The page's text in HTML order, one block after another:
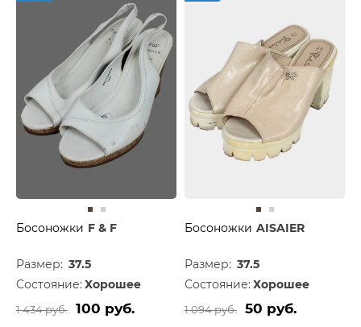
Босоножки F & F
Размер: 37.5
Состояние: Хорошее
1 434 руб. 100 руб.
Босоножки AISAIER
Размер: 37.5
Состояние: Хорошее
1 094 руб. 50 руб.